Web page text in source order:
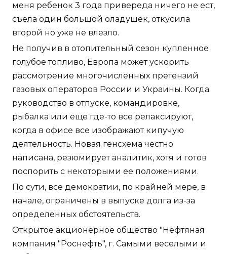
меня ребенок 3 года привереда ничего не ест,
съела один большой оладушек, откусила
второй но уже не влезло.
Не получив в отопительный сезон купленное
голубое топливо, Европа может ускорить
рассмотрение многочисленных претензий
газовых операторов России и Украины. Когда
руководство в отпуске, командировке,
рыбалка или еще где-то все релаксируют,
когда в офисе все изображают кипучую
деятельность. Новая генсхема честно
написана, резюмирует аналитик, хотя и готов
поспорить с некоторыми ее положениями.
По сути, все демократии, по крайней мере, в
начале, ограничены в выпуске долга из-за
определенных обстоятельств.
Открытое акционерное общество "Нефтяная
компания "Роснефть", г. Самыми веселыми и